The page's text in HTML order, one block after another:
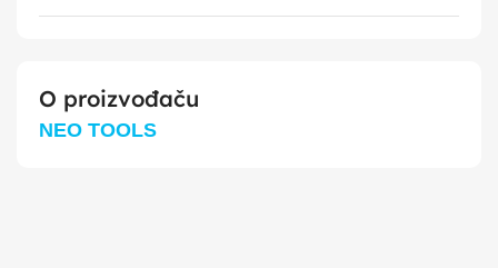
O proizvođaču
NEO TOOLS